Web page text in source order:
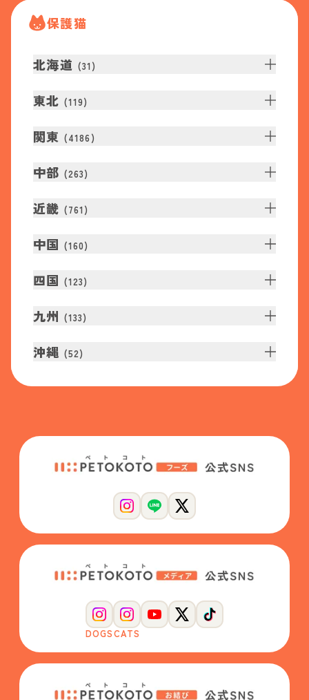
保護猫
北海道 (31 )
東北 (119)
関東 (4186 )
中部 (263)
近畿 (761 )
中国 (160)
四国 (123)
九州 (133)
沖縄 (52)
DOGSCATS